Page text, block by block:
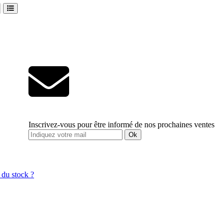
Inscrivez-vous pour être informé de nos prochaines ventes
Ok